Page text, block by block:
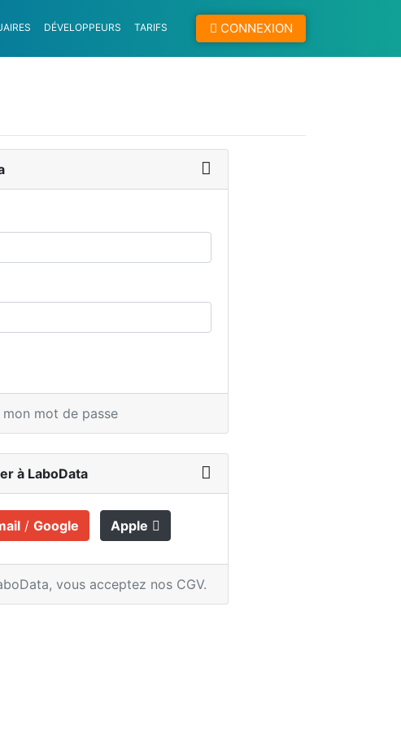
CONNEXION
DÉVELOPPEURS TARIFS
mon mot de passe
à LaboData
/Google Apple
vous acceptez nos CGV.